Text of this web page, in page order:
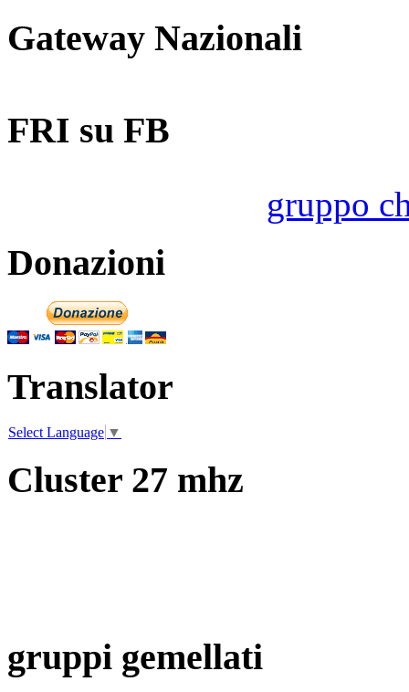
Gateway Nazionali
FRI su FB
gruppo
Donazioni
Translator
Select Language ▼
Cluster 27 mhz
gruppi gemellati